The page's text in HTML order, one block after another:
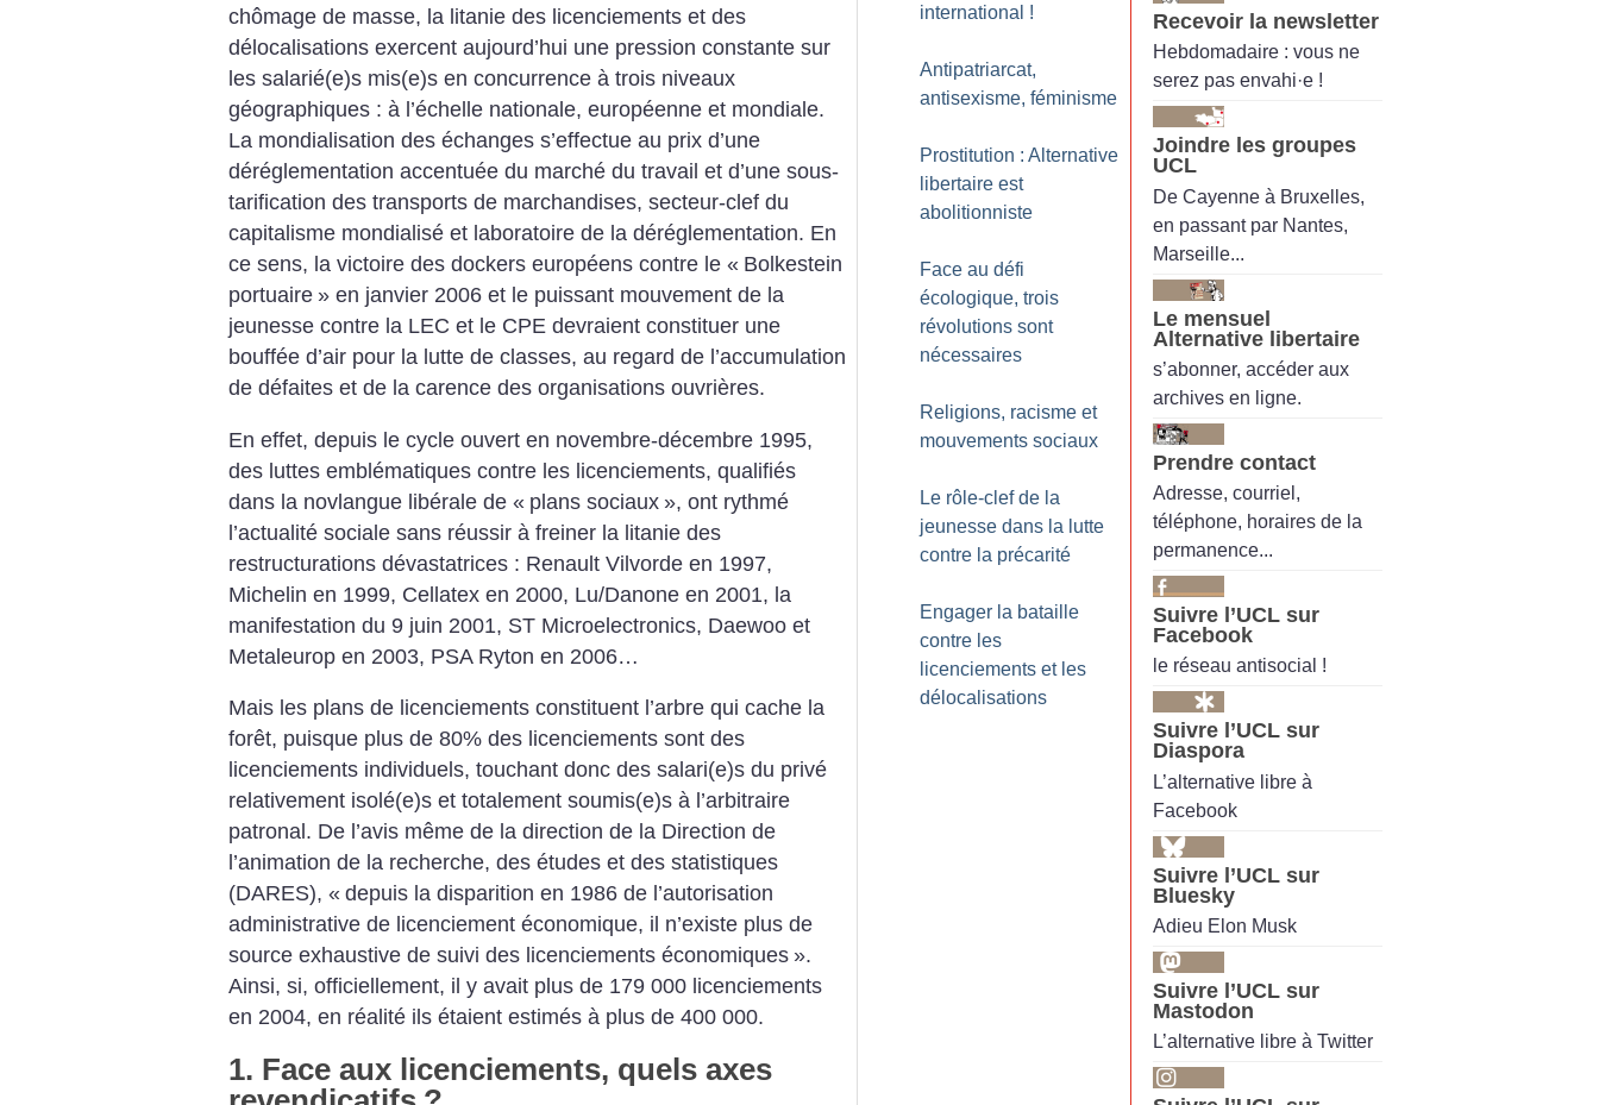
chômage de masse, la litanie des licenciements et des
délocalisations exercent aujourd’hui une pression constante sur
les salarié(e)s mis(e)s en concurrence à trois niveaux
géographiques : à l’échelle nationale, européenne et mondiale.
La mondialisation des échanges s’effectue au prix d’une
déréglementation accentuée du marché du travail et d’une sous-
tarification des transports de marchandises, secteur-clef du
capitalisme mondialisé et laboratoire de la déréglementation. En
ce sens, la victoire des dockers européens contre le « Bolkestein
portuaire » en janvier 2006 et le puissant mouvement de la
jeunesse contre la LEC et le CPE devraient constituer une
bouffée d’air pour la lutte de classes, au regard de l’accumulation
de défaites et de la carence des organisations ouvrières.
En effet, depuis le cycle ouvert en novembre-décembre 1995,
des luttes emblématiques contre les licenciements, qualifiés
dans la novlangue libérale de « plans sociaux », ont rythmé
l’actualité sociale sans réussir à freiner la litanie des
restructurations dévastatrices : Renault Vilvorde en 1997,
Michelin en 1999, Cellatex en 2000, Lu/Danone en 2001, la
manifestation du 9 juin 2001, ST Microelectronics, Daewoo et
Metaleurop en 2003, PSA Ryton en 2006…
Mais les plans de licenciements constituent l’arbre qui cache la
forêt, puisque plus de 80% des licenciements sont des
licenciements individuels, touchant donc des salari(e)s du privé
relativement isolé(e)s et totalement soumis(e)s à l’arbitraire
patronal. De l’avis même de la direction de la Direction de
l’animation de la recherche, des études et des statistiques
(DARES), « depuis la disparition en 1986 de l’autorisation
administrative de licenciement économique, il n’existe plus de
source exhaustive de suivi des licenciements économiques ».
Ainsi, si, officiellement, il y avait plus de 179 000 licenciements
en 2004, en réalité ils étaient estimés à plus de 400 000.
1. Face aux licenciements, quels axes
international !
Antipatriarcat,
antisexisme, féminisme
Prostitution : Alternative
libertaire est
abolitionniste
Face au défi
écologique, trois
révolutions sont
nécessaires
Religions, racisme et
mouvements sociaux
Le rôle-clef de la
jeunesse dans la lutte
contre la précarité
Engager la bataille
contre les
licenciements et les
délocalisations
Recevoir la newsletter
Hebdomadaire : vous ne
serez pas envahi·e !
Joindre les groupes
UCL
De Cayenne à Bruxelles,
en passant par Nantes,
Marseille...
Le mensuel
Alternative libertaire
s’abonner, accéder aux
archives en ligne.
Prendre contact
Adresse, courriel,
téléphone, horaires de la
permanence...
Suivre l’UCL sur
Facebook
le réseau antisocial !
Suivre l’UCL sur
Diaspora
L’alternative libre à
Facebook
Suivre l’UCL sur
Bluesky
Adieu Elon Musk
Suivre l’UCL sur
Mastodon
L’alternative libre à Twitter